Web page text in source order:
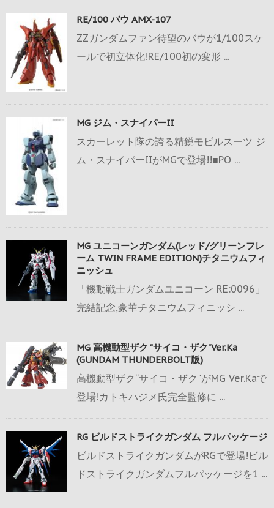
RE/100 バウ AMX-107
ZZガンダムファン待望のバウが1/100スケ
ールで初立体化!RE/100初の変形 ...
MG ジム・スナイパーII
スカーレット隊の誇る精鋭モビルスーツ ジ
ム・スナイパーIIがMGで登場!!■PO ...
MG ユニコーンガンダム(レッド/グリーンフレ
ーム TWIN FRAME EDITION)チタニウムフィ
ニッシュ
「機動戦士ガンダムユニコーン RE:0096」
完結記念,豪華チタニウムフィニッシ ...
MG 高機動型ザク "サイコ・ザク"Ver.Ka
(GUNDAM THUNDERBOLT版)
高機動型ザク“サイコ・ザク"がMG Ver.Kaで
登場!カトキハジメ氏完全監修に ...
RG ビルドストライクガンダム フルパッケージ
ビルドストライクガンダムがRGで登場!ビル
ドストライクガンダムフルパッケージを1 ...